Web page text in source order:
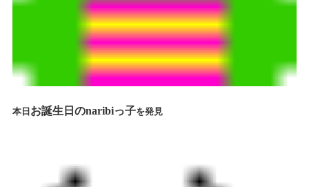
お問合わせ 資料請求
本日 お誕生日のnaribiっ子を発見